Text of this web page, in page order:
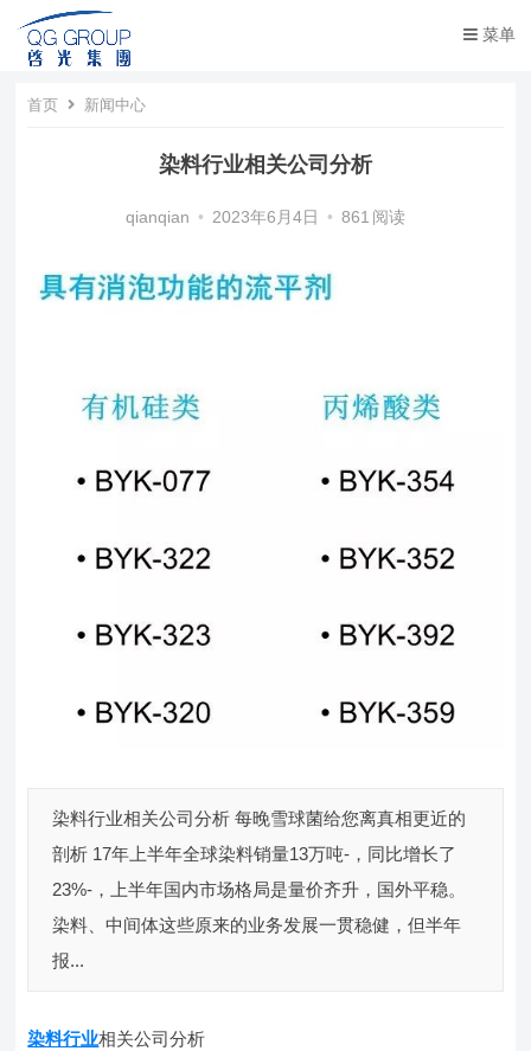
菜单
首页 新闻中心
染料行业相关公司分析
qianqian • 2023年6月4日 • 861 阅读
染料行业相关公司分析 每晚雪球菌给您离真相更近的
剖析 17年上半年全球染料销量13万吨-，同比增长了
23%-，上半年国内市场格局是量价齐升，国外平稳。
染料、中间体这些原来的业务发展一贯稳健，但半年
报...
染料行业相关公司分析